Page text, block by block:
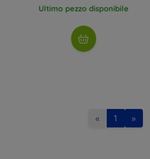
Ultimo pezzo disponibile
« 1 »